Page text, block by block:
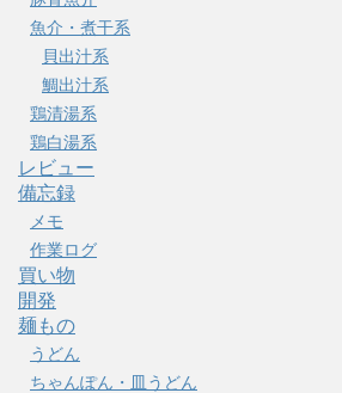
魚介・煮干系
貝出汁系
鯛出汁系
鶏清湯系
鶏白湯系
レビュー
備忘録
メモ
作業ログ
買い物
開発
麺もの
うどん
ちゃんぽん・皿うどん